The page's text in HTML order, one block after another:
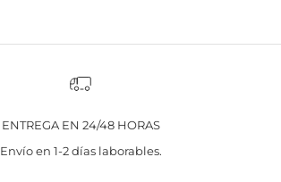
ENTREGA EN 24/48 HORAS
Envío en 1-2 días laborables.